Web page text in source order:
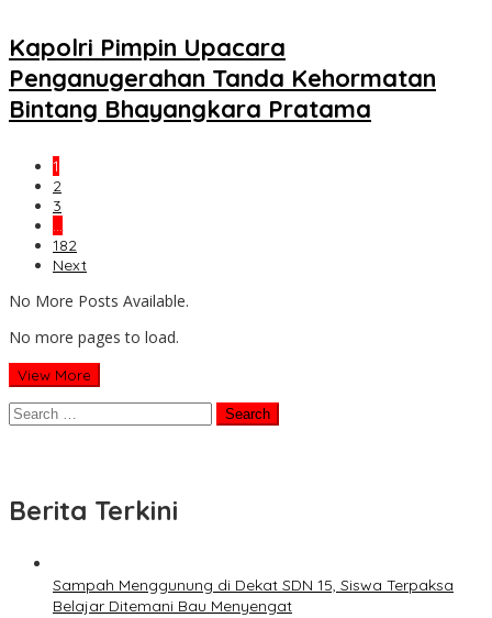
Kapolri Pimpin Upacara
Penganugerahan Tanda Kehormatan
Bintang Bhayangkara Pratama
1
2
3
…
182
Next
No More Posts Available.
No more pages to load.
View More
Search
for:
Berita Terkini
Sampah Menggunung di Dekat SDN 15, Siswa Terpaksa
Belajar Ditemani Bau Menyengat